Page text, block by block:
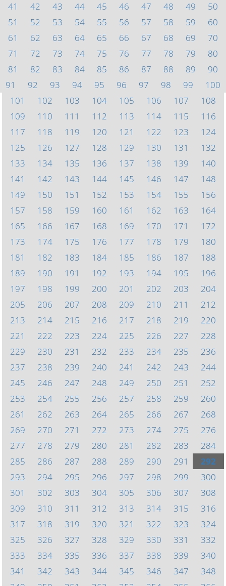
41
42 43 44 45 46 47 48 49
50
51
52 53 54 55 56 57 58 59
60
61
62 63 64 65 66 67 68 69
70
71
72 73 74 75 76 77 78 79
80
81
82 83 84 85 86 87 88 89
90
91
92 93 94 95 96 97 98 99
100
101
102 103 104 105 106 107
108
109
110 111 112 113 114 115
116
117
118 119 120 121 122 123
124
125
126 127 128 129 130 131
132
133
134 135 136 137 138 139
140
141
142 143 144 145 146 147
148
149
150 151 152 153 154 155
156
157
158 159 160 161 162 163
164
165
166 167 168 169 170 171
172
173
174 175 176 177 178 179
180
181
182 183 184 185 186 187
188
189
190 191 192 193 194 195
196
197
198 199 200 201 202 203
204
205
206 207 208 209 210 211
212
213
214 215 216 217 218 219
220
221
222 223 224 225 226 227
228
229
230 231 232 233 234 235
236
237
238 239 240 241 242 243
244
245
246 247 248 249 250 251
252
253
254 255 256 257 258 259
260
261
262 263 264 265 266 267
268
269
270 271 272 273 274 275
276
277
278 279 280 281 282 283
284
285
286 287 288 289 290 291
292
293
294 295 296 297 298 299
300
301
302 303 304 305 306 307
308
309
310 311 312 313 314 315
316
317
318 319 320 321 322 323
324
325
326 327 328 329 330 331
332
333
334 335 336 337 338 339
340
341
342 343 344 345 346 347
348